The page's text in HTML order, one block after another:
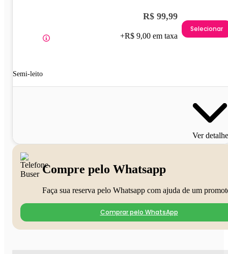
Semi-leito
R$ 99,99
+R$ 9,00 em taxa
Selecionar
Ver
Compre pelo Whatsapp
Faça sua reserva pelo Whatsapp com ajuda de um
Comprar pelo WhatsApp